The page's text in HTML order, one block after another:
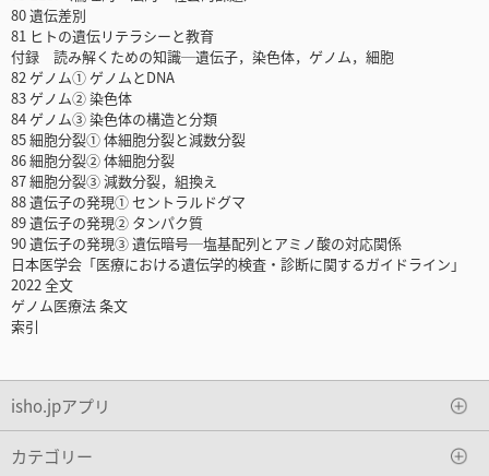
80 遺伝差別
81 ヒトの遺伝リテラシーと教育
付録 読み解くための知識─遺伝子，染色体，ゲノム，細胞
82 ゲノム① ゲノムとDNA
83 ゲノム② 染色体
84 ゲノム③ 染色体の構造と分類
85 細胞分裂① 体細胞分裂と減数分裂
86 細胞分裂② 体細胞分裂
87 細胞分裂③ 減数分裂，組換え
88 遺伝子の発現① セントラルドグマ
89 遺伝子の発現② タンパク質
90 遺伝子の発現③ 遺伝暗号─塩基配列とアミノ酸の対応関係
日本医学会「医療における遺伝学的検査・診断に関するガイドライン」
2022 全文
ゲノム医療法 条文
索引
isho.jpアプリ
カテゴリー